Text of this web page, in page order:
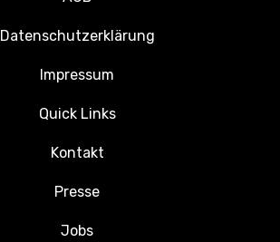
Datenschutzerklärung
Impressum
Quick Links
Kontakt
Presse
Jobs